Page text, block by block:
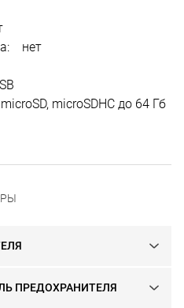
нет
microSDHC до 64 Гб
ПРЕДОХРАНИТЕЛЯ